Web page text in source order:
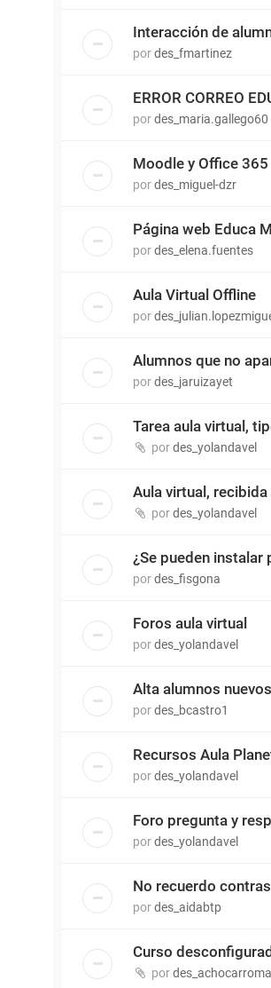
Interacción de
pordes_fmartinez
ERROR CORREO
pordes_maria.gallego60
Moodle y Office 365
pordes_miguel-dzr
Página web Educa
pordes_elena.fuentes
Aula Virtual Offline
por
Alumnos que no
pordes_jaruizayet
Tarea aula virtual,
pordes_yolandavel
Aula virtual,
pordes_yolandavel
¿Se pueden instalar
pordes_fisgona
Foros aula virtual
pordes_yolandavel
Alta alumnos
pordes_bcastro1
Recursos Aula
pordes_yolandavel
Foro pregunta y
pordes_yolandavel
No recuerdo
pordes_aidabtp
Curso
por